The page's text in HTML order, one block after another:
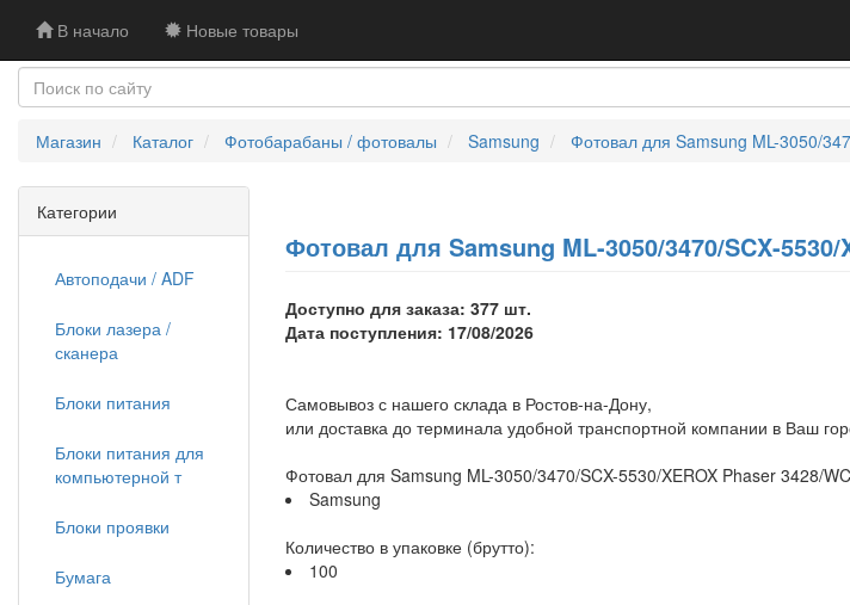
В начало Новые товары
Магазин Каталог Фотобарабаны / фотовалы Samsung Фотовал для Samsung ML-3050/
Фотовал для Samsung ML-3050/3470/SCX-
Доступно для заказа: 377 шт.
Дата поступления: 17/08/2026
Самовывоз с нашего склада в Ростов-на-Дону,
или доставка до терминала удобной транспортной компании в Ваш
Фотовал для Samsung ML-3050/3470/SCX-5530/XEROX Phaser 3428/
Samsung
Количество в упаковке (брутто):
100
Категории
Автоподачи / ADF
Блоки лазера /
сканера
Блоки питания
Блоки питания для
компьютерной т
Блоки проявки
Бумага